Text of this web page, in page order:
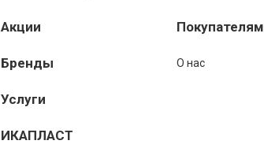
Акции
Бренды
Услуги
ИКАПЛАСТ
Покупателям
О нас